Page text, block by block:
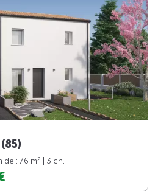
de : 76 m2
| 3 ch.